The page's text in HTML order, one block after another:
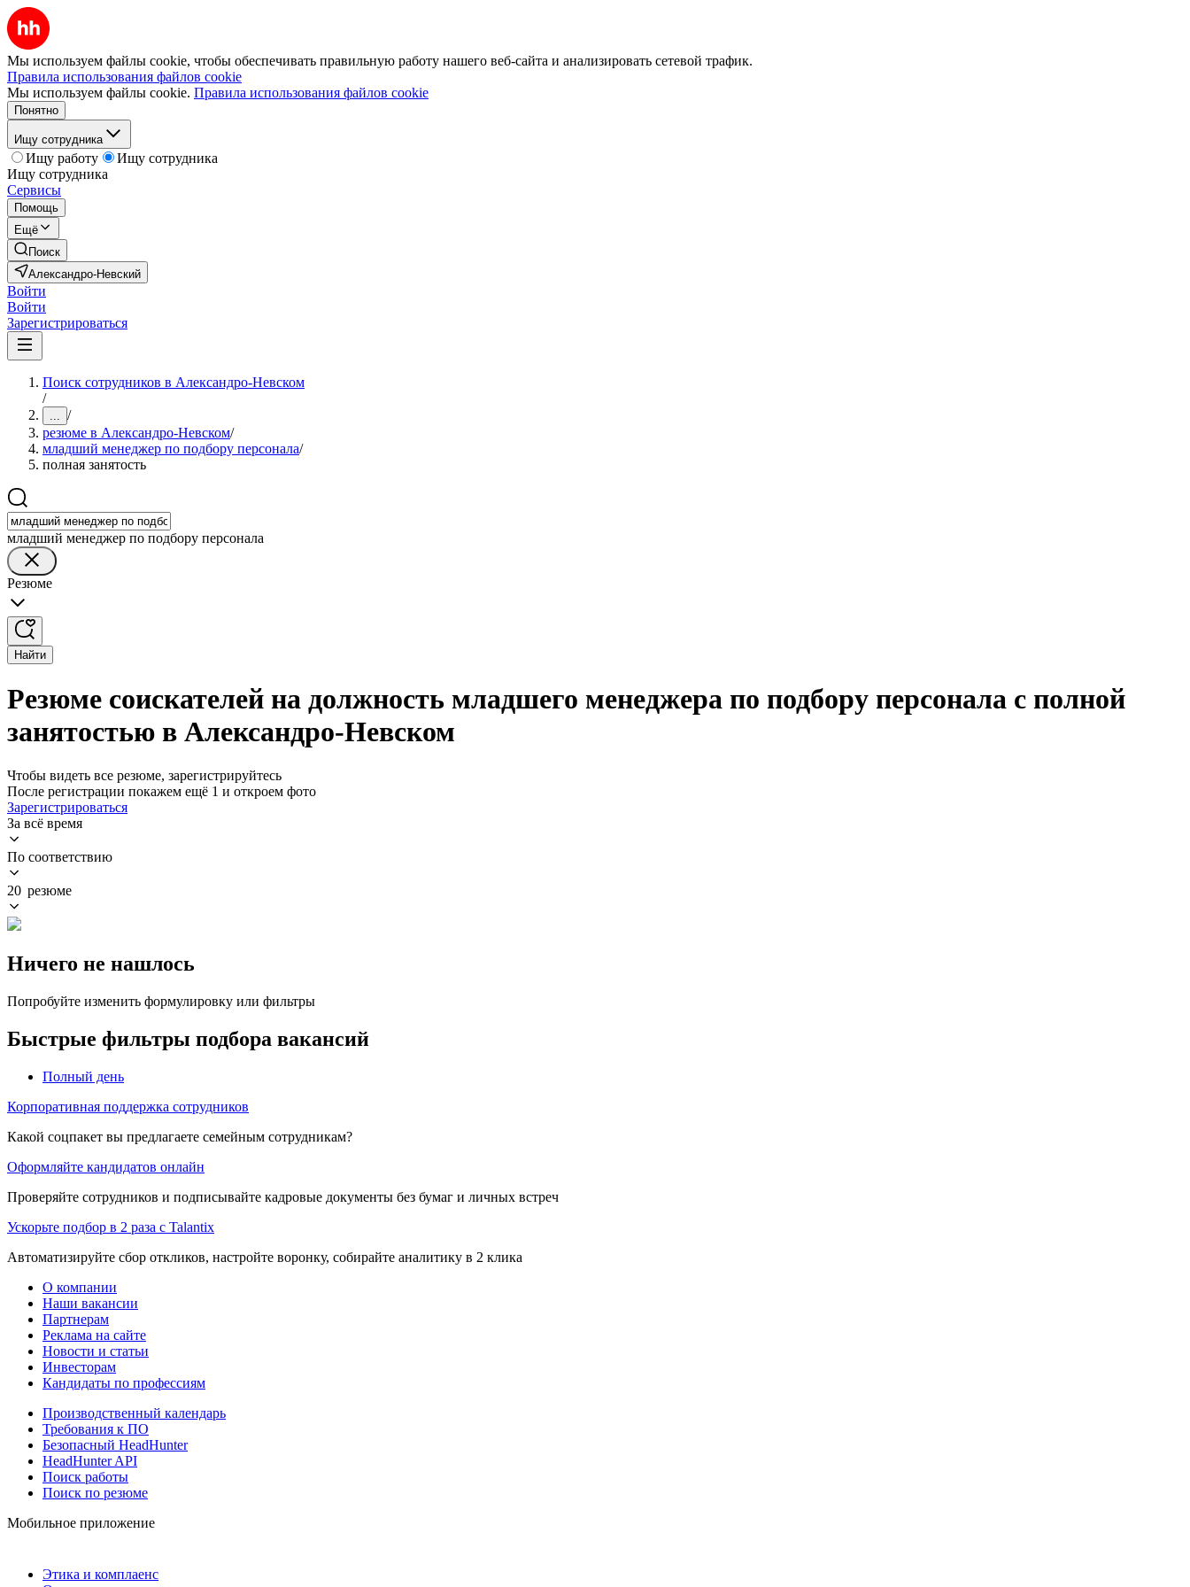
Мы используем файлы cookie, чтобы обеспечивать правильную работу нашего веб-сайта и анализировать сетевой трафик.
Правила использования файлов cookie
Мы используем файлы cookie. Правила использования файлов cookie
Понятно
Ищу сотрудника
Ищу работу
Ищу сотрудника
Ищу сотрудника
Сервисы
Помощь
Ещё
Поиск
Александро-Невский
Войти
Войти
Зарегистрироваться
Поиск сотрудников в Александро-Невском
/
... /
резюме в Александро-Невском/
младший менеджер по подбору персонала/
полная занятость
младший менеджер по подбору персонала
Резюме
Найти
Резюме соискателей на должность младшего менеджера по подбору персонала с полной
занятостью в Александро-Невском
Чтобы видеть все резюме, зарегистрируйтесь
После регистрации покажем ещё 1 и откроем фото
Зарегистрироваться
За всё время
По соответствию
20 резюме
Ничего не нашлось
Попробуйте изменить формулировку или фильтры
Быстрые фильтры подбора вакансий
Полный день
Корпоративная поддержка сотрудников
Какой соцпакет вы предлагаете семейным сотрудникам?
Оформляйте кандидатов онлайн
Проверяйте сотрудников и подписывайте кадровые документы без бумаг и личных встреч
Ускорьте подбор в 2 раза с Talantix
Автоматизируйте сбор откликов, настройте воронку, собирайте аналитику в 2 клика
О компании
Наши вакансии
Партнерам
Реклама на сайте
Новости и статьи
Инвесторам
Кандидаты по профессиям
Производственный календарь
Требования к ПО
Безопасный HeadHunter
HeadHunter API
Поиск работы
Поиск по резюме
Мобильное приложение
Этика и комплаенс